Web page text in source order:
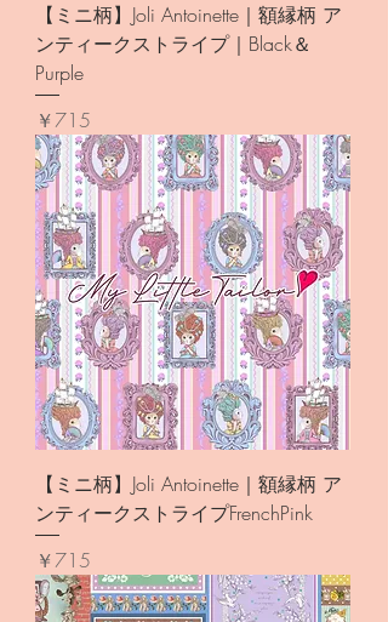
【ミニ柄】Joli Antoinette｜額縁柄 ア
ンティークストライプ｜Black＆
Purple
価格
￥715
【ミニ柄】Joli Antoinette｜額縁柄 ア
ンティークストライプFrenchPink
価格
￥715